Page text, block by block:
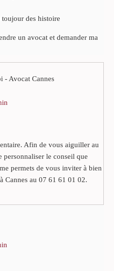
des histoire
un avocat et demander ma
- Avocat Cannes
Afin de vous aiguiller au
personnaliser le conseil que
permets de vous inviter à bien
Cannes au 07 61 61 01 02.